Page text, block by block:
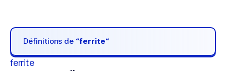
Définitions de “ferrite“
ferrite